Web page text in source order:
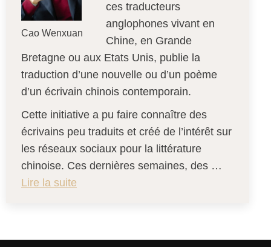
Cao Wenxuan
ces traducteurs
anglophones vivant en
Chine, en Grande
Bretagne ou aux Etats Unis, publie la
traduction d’une nouvelle ou d’un poème
d’un écrivain chinois contemporain.
Cette initiative a pu faire connaître des
écrivains peu traduits et créé de l’intérêt sur
les réseaux sociaux pour la littérature
chinoise. Ces dernières semaines, des …
Lire la suite